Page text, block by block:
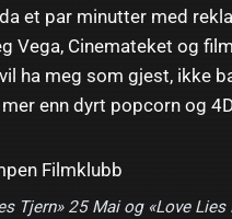
et par minutter med
Vega, Cinemateket og
ha meg som gjest, ikke
enn dyrt popcorn og
Tjern» 25 Mai og «Love